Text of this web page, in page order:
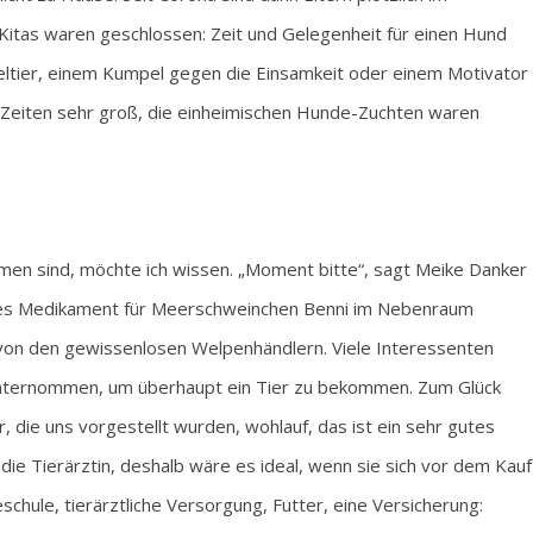
waren geschlossen: Zeit und Gelegenheit für einen Hund
einem Kumpel gegen die Einsamkeit oder einem Motivator
sehr groß, die einheimischen Hunde-Zuchten waren
sind, möchte ich wissen. „Moment bitte“, sagt Meike Danker
für Meerschweinchen Benni im Nebenraum
den gewissenlosen Welpenhändlern. Viele Interessenten
um überhaupt ein Tier zu bekommen. Zum Glück
die uns vorgestellt wurden, wohlauf, das ist ein sehr gutes
Tierärztin, deshalb wäre es ideal, wenn sie sich vor dem Kauf
tierärztliche Versorgung, Futter, eine Versicherung: